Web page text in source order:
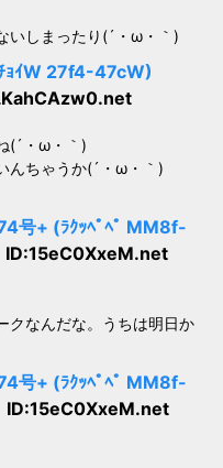
いしまったり(´・ω・｀)
ｮｲW 27f4-47cW)
(´・ω・｀)
んちゃうか(´・ω・｀)
号+ (ﾗｸｯﾍﾟﾍﾟ MM8f-
クなんだな。うちは明日か
号+ (ﾗｸｯﾍﾟﾍﾟ MM8f-